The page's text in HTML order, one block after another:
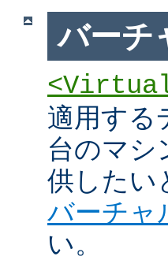
バーチ
適用する
台のマシ
供したい
バーチャ
い。